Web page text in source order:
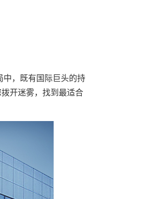
，既有国际巨头的持
开迷雾，找到最适合